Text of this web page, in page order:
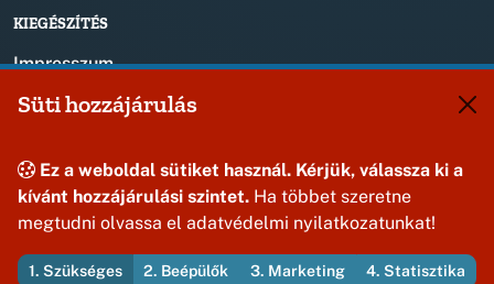
KIEGÉSZÍTÉS
Impresszum
KAPCSOLAT
jasdonk@jasd.hu
8424 Jásd, Dózsa Gy. út 1.
Süti hozzájárulás
Ez a weboldal sütiket használ. Kérjük, válassza ki a
kívánt hozzájárulási szintet. Ha többet szeretne
megtudni olvassa el adatvédelmi nyilatkozatunkat!
1. Szükséges 2. Beépülők 3. Marketing 4. Statisztika